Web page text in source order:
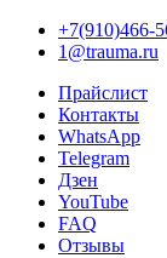
+7(910)466-
1@trauma.ru
Прайслист
Контакты
WhatsApp
Telegram
Дзен
YouTube
FAQ
Отзывы